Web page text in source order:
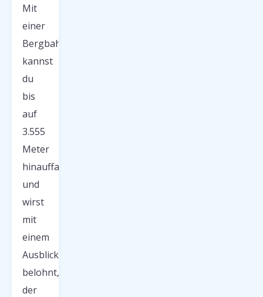
Mit
einer
Bergbahn
kannst
du
bis
auf
3.555
Meter
hinauffahren
und
wirst
mit
einem
Ausblick
belohnt,
der